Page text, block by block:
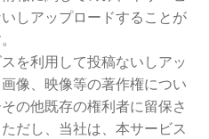
しアップロードすることが
を利用して投稿ないしアッ
像、映像等の著作権につい
の他既存の権利者に留保さ
だし、当社は、本サービス